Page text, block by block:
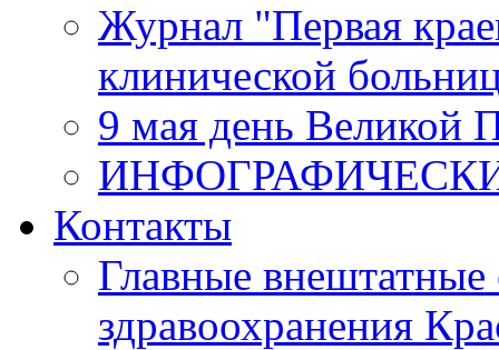
Журнал "Первая
клинической
9 мая день Великой
Контакты
Главные внештатные
здравоохранения